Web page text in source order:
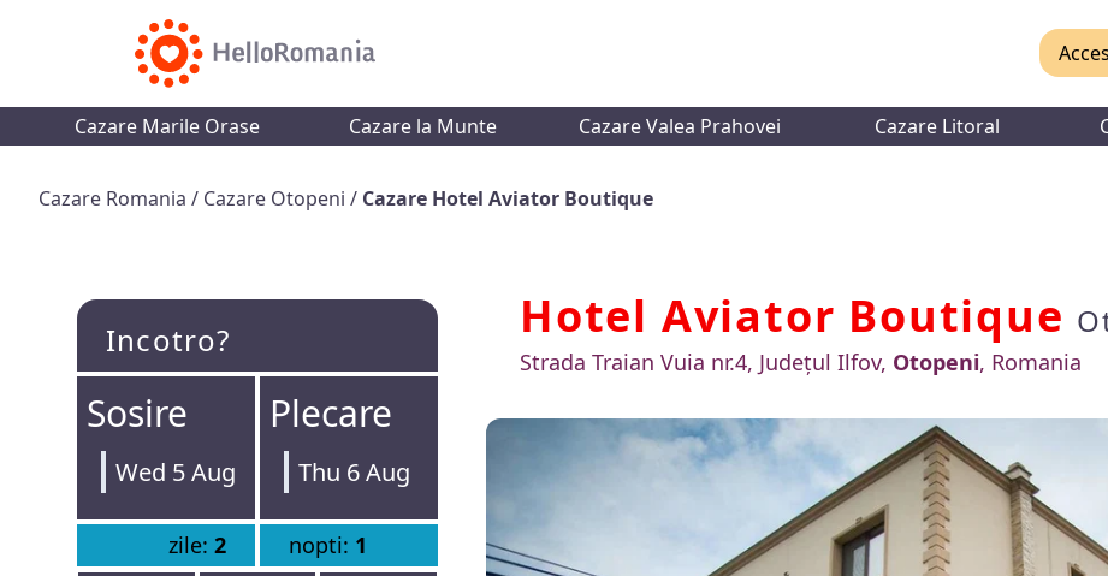
Cazare Marile Orase Cazare la Munte Cazare Valea Prahovei Cazare Litoral
Cazare Romania / Cazare Otopeni / Cazare Hotel Aviator Boutique
Incotro?
Sosire
Wed 5 Aug
Plecare
Thu 6 Aug
zile: 2 nopti: 1
Hotel Aviator Boutique
Strada Traian Vuia nr.4, Județul Ilfov, Otopeni, Romania